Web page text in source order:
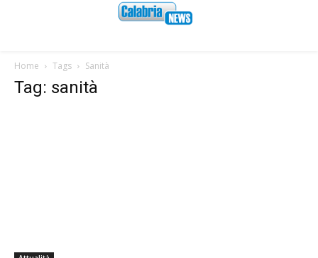
Home Tags Sanità
Tag: sanità